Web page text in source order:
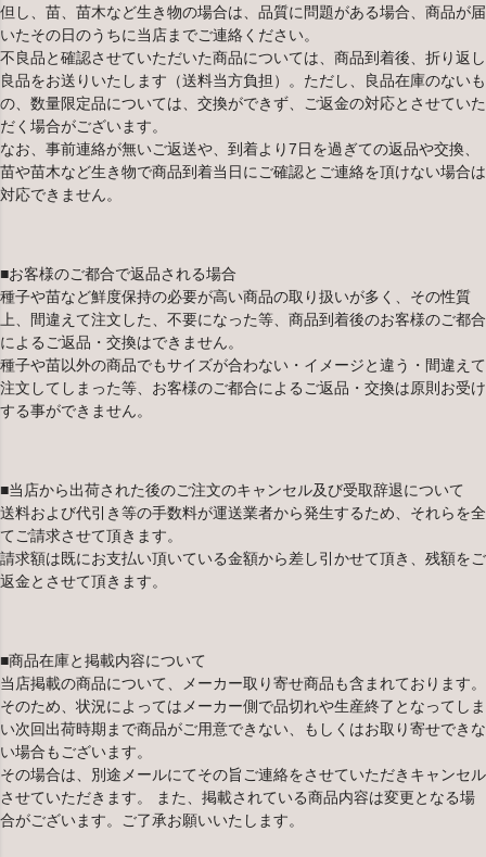
但し、苗、苗木など生き物の場合は、品質に問題がある場合、商品が届
いたその日のうちに当店までご連絡ください。
不良品と確認させていただいた商品については、商品到着後、折り返し
良品をお送りいたします（送料当方負担）。ただし、良品在庫のないも
の、数量限定品については、交換ができず、ご返金の対応とさせていた
だく場合がございます。
なお、事前連絡が無いご返送や、到着より7日を過ぎての返品や交換、
苗や苗木など生き物で商品到着当日にご確認とご連絡を頂けない場合は
対応できません。
■お客様のご都合で返品される場合
種子や苗など鮮度保持の必要が高い商品の取り扱いが多く、その性質
上、間違えて注文した、不要になった等、商品到着後のお客様のご都合
によるご返品・交換はできません。
種子や苗以外の商品でもサイズが合わない・イメージと違う・間違えて
注文してしまった等、お客様のご都合によるご返品・交換は原則お受け
する事ができません。
■当店から出荷された後のご注文のキャンセル及び受取辞退について
送料および代引き等の手数料が運送業者から発生するため、それらを全
てご請求させて頂きます。
請求額は既にお支払い頂いている金額から差し引かせて頂き、残額をご
返金とさせて頂きます。
■商品在庫と掲載内容について
当店掲載の商品について、メーカー取り寄せ商品も含まれております。
そのため、状況によってはメーカー側で品切れや生産終了となってしま
い次回出荷時期まで商品がご用意できない、もしくはお取り寄せできな
い場合もございます。
その場合は、別途メールにてその旨ご連絡をさせていただきキャンセル
させていただきます。 また、掲載されている商品内容は変更となる場
合がございます。ご了承お願いいたします。